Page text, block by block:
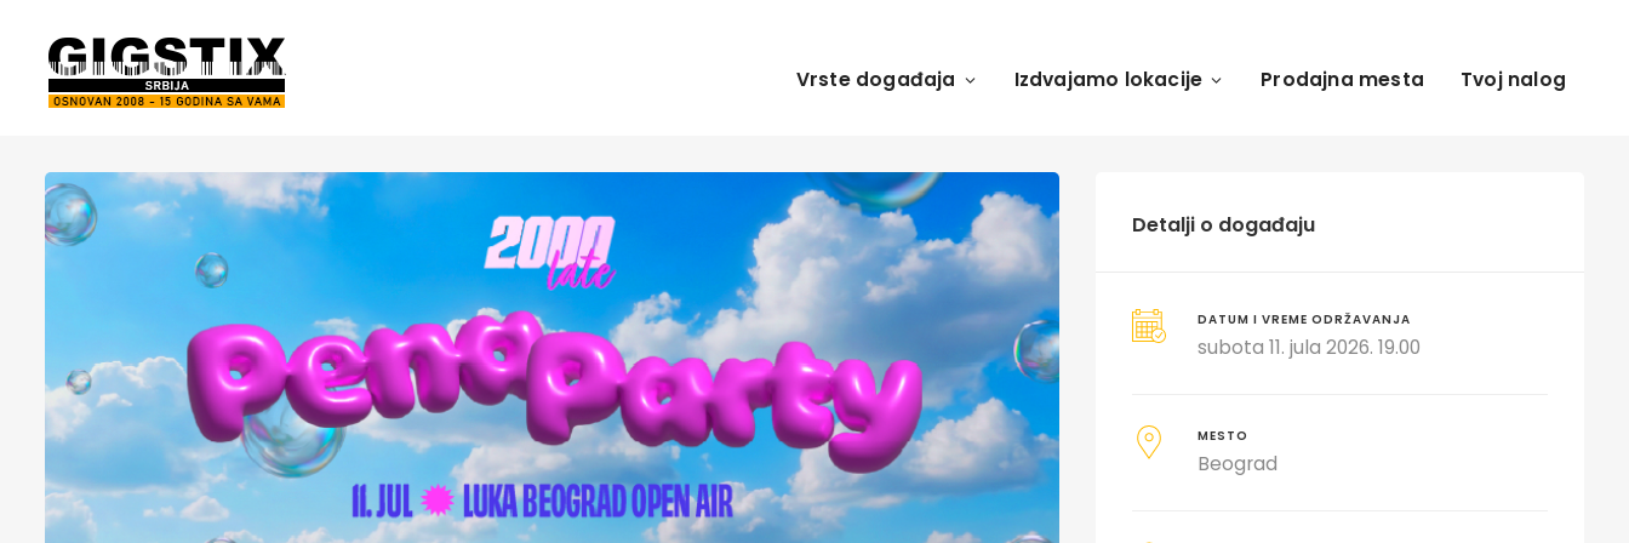
Vrste događaja Izdvajamo lokacije Prodajna mesta Tvoj nalog
Detalji o događaju
DATUM I VREME ODRŽAVANJA
subota 11. jula 2026. 19.00
MESTO
Beograd